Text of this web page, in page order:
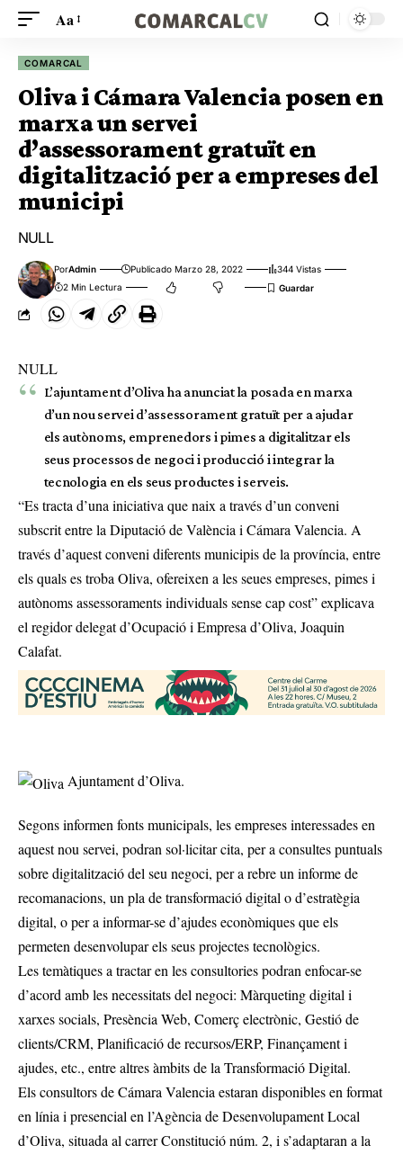
Aa
COMARCAL
Oliva i Cámara Valencia posen en
marxa un servei
d’assessorament gratuït en
digitalització per a empreses del
municipi
NULL
PorAdmin Publicado Marzo 28, 2022
344 Vistas
2 Min Lectura
NULL
L’ajuntament d’Oliva ha anunciat la posada en marxa
d’un nou servei d’assessorament gratuït per a ajudar
els autònoms, emprenedors i pimes a digitalitzar els
seus processos de negoci i producció i integrar la
tecnologia en els seus productes i serveis.
“Es tracta d’una iniciativa que naix a través d’un conveni
subscrit entre la Diputació de València i Cámara Valencia. A
través d’aquest conveni diferents municipis de la província, entre
els quals es troba Oliva, ofereixen a les seues empreses, pimes i
autònoms assessoraments individuals sense cap cost” explicava
el regidor delegat d’Ocupació i Empresa d’Oliva, Joaquin
Calafat.
Ajuntament d’Oliva.
Segons informen fonts municipals, les empreses interessades en
aquest nou servei, podran sol·licitar cita, per a consultes puntuals
sobre digitalització del seu negoci, per a rebre un informe de
recomanacions, un pla de transformació digital o d’estratègia
digital, o per a informar-se d’ajudes econòmiques que els
permeten desenvolupar els seus projectes tecnològics.
Les temàtiques a tractar en les consultories podran enfocar-se
d’acord amb les necessitats del negoci: Màrqueting digital i
xarxes socials, Presència Web, Comerç electrònic, Gestió de
clients/CRM, Planificació de recursos/ERP, Finançament i
ajudes, etc., entre altres àmbits de la Transformació Digital.
Els consultors de Cámara Valencia estaran disponibles en format
en línia i presencial en l’Agència de Desenvolupament Local
d’Oliva, situada al carrer Constitució núm. 2, i s’adaptaran a la